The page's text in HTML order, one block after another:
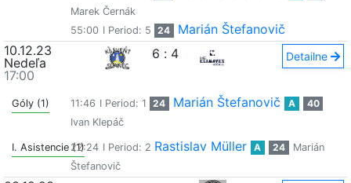
Marek Černák
55:00 I Period: 5 24
Marián Štefanovič
10.12.23
Nedeľa
17:00
6 : 4 Detailne
Góly (1) 11:46 I Period: 1 24 Marián Štefanovič A
40
Ivan Klepáč
I. Asistencie (1)22:24 I Period: 2 Rastislav Müller A 24
Marián
Štefanovič